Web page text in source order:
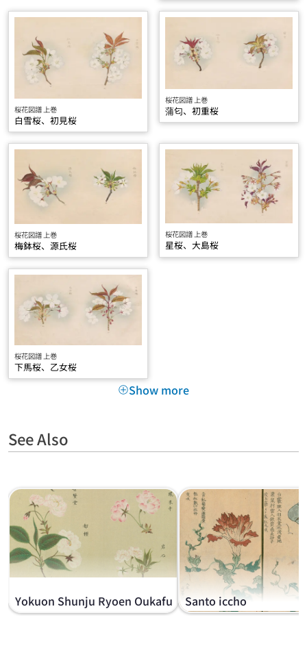
桜花図譜 上巻
白雪桜、初見桜
桜花図譜 上巻
蒲匂、初重桜
桜花図譜 上巻
梅鉢桜、源氏桜
桜花図譜 上巻
星桜、大島桜
桜花図譜 上巻
下馬桜、乙女桜
Show more
See Also
Yokuon Shunju Ryoen Oukafu Santo iccho